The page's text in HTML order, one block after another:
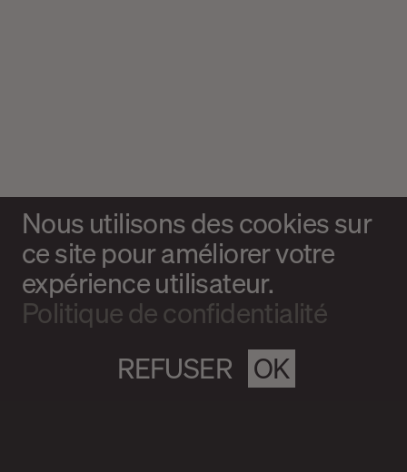
Nous utilisons des cookies sur
ce site pour améliorer votre
expérience utilisateur.
Politique de confidentialité
OK
REFUSER